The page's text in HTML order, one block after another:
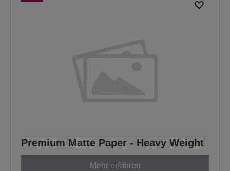
Premium Matte Paper - Heavy Weight
Mehr erfahren